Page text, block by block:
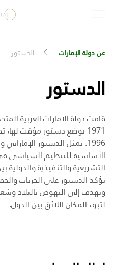
عن دولة الإمارات الدستور
الدستور
1971 بوضع دستور مؤقت
1996. يمثل الدستور
الأساسية للتنظيم السياسي
التشريعية والتنفيذية والدولية
يؤكد الدستور على الحريات
ويهدف إلى النهوض بالبلاد
لتبوء المكان اللائق بين الدول.